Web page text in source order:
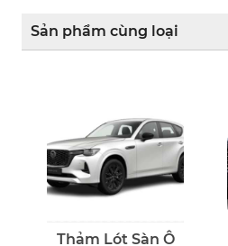
Sản phẩm cùng loại
Thảm Lót Sàn Ô